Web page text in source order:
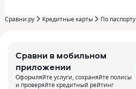
Сравни.ру Кредитные карты По паспорту
Сравни в мобильном
приложении
Оформляйте услуги, сохраняйте полисы
и проверяйте кредитный рейтинг